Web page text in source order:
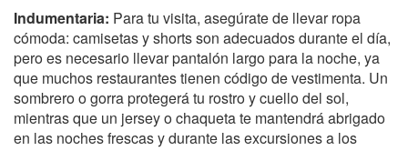
Indumentaria: Para tu visita, asegúrate de llevar ropa
cómoda: camisetas y shorts son adecuados durante el día,
pero es necesario llevar pantalón largo para la noche, ya
que muchos restaurantes tienen código de vestimenta. Un
sombrero o gorra protegerá tu rostro y cuello del sol,
mientras que un jersey o chaqueta te mantendrá abrigado
en las noches frescas y durante las excursiones a los